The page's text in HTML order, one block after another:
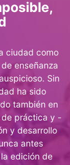
ciudad como
enseñanza
Sin
ha sido
también en
de práctica y -
y desarrollo
antes
edición de